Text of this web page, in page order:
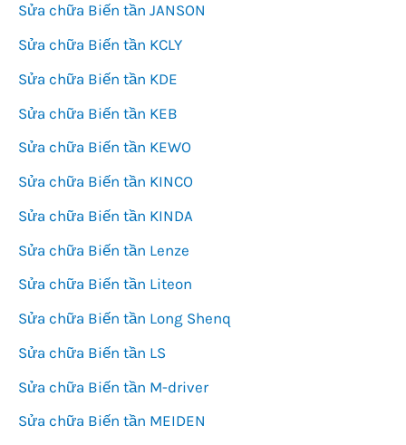
Sửa chữa Biến tần JANSON
Sửa chữa Biến tần KCLY
Sửa chữa Biến tần KDE
Sửa chữa Biến tần KEB
Sửa chữa Biến tần KEWO
Sửa chữa Biến tần KINCO
Sửa chữa Biến tần KINDA
Sửa chữa Biến tần Lenze
Sửa chữa Biến tần Liteon
Sửa chữa Biến tần Long Shenq
Sửa chữa Biến tần LS
Sửa chữa Biến tần M-driver
Sửa chữa Biến tần MEIDEN